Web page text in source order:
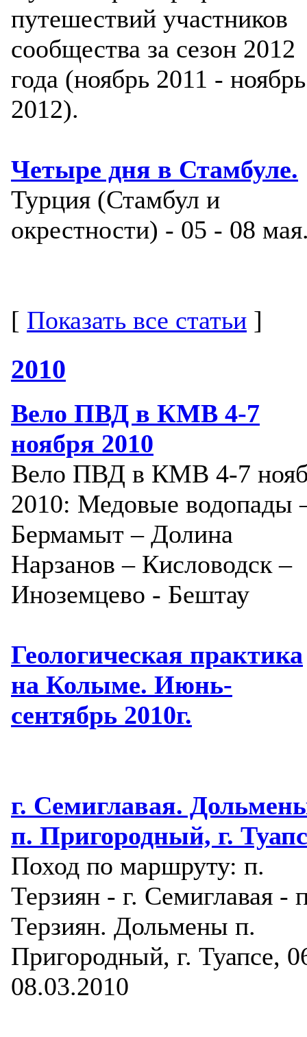
путешествий участников
сообщества за сезон 2012
года (ноябрь 2011 - ноябрь
2012).
Четыре дня в Стамбуле.
Турция (Стамбул и
окрестности) - 05 - 08
[ Показать все статьи ]
2010
Вело ПВД в КМВ 4-7
ноября 2010
Вело ПВД в КМВ 4-7
2010: Медовые водопады
Бермамыт – Долина
Нарзанов – Кисловодск –
Иноземцево - Бештау
Геологическая практика
на Колыме. Июнь-
сентябрь 2010г.
г. Семиглавая.
п. Пригородный, г.
Поход по маршруту: п.
Терзиян - г. Семиглавая -
Терзиян. Дольмены п.
Пригородный, г. Туапсе,
08.03.2010